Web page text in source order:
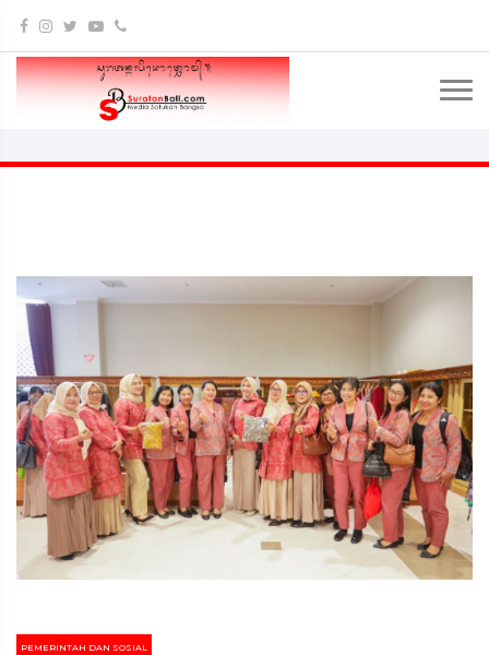
PEMERINTAH DAN SOSIAL